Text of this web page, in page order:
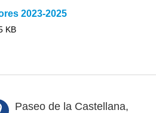
2023-2025
KB
Paseo de la Castellana,